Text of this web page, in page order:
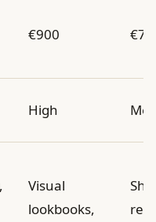
€900
High
Visual
lookbooks,